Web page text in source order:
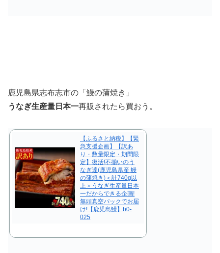
鹿児島県志布志市の「鰻の蒲焼き」
うなぎ生産量日本一再販されたら買おう。
【ふるさと納税】【緊
急支援企画】【訳あ
り・数量限定・期間限
定】復活!不揃いのう
なぎ達(鹿児島県産 鰻
の蒲焼き)＜計740g以
上＞うなぎ生産量日本
一だからできる企画!
無頭真空パックでお届
け!【鹿児島鰻】b0-
025